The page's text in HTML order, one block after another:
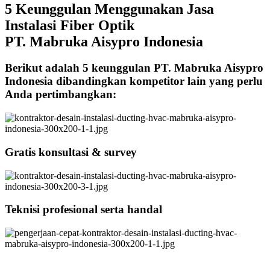
5 Keunggulan Menggunakan Jasa
Instalasi Fiber Optik
PT. Mabruka Aisypro Indonesia
Berikut adalah 5 keunggulan PT. Mabruka Aisypro
Indonesia dibandingkan kompetitor lain yang perlu
Anda pertimbangkan:
Gratis konsultasi & survey
Teknisi profesional serta handal